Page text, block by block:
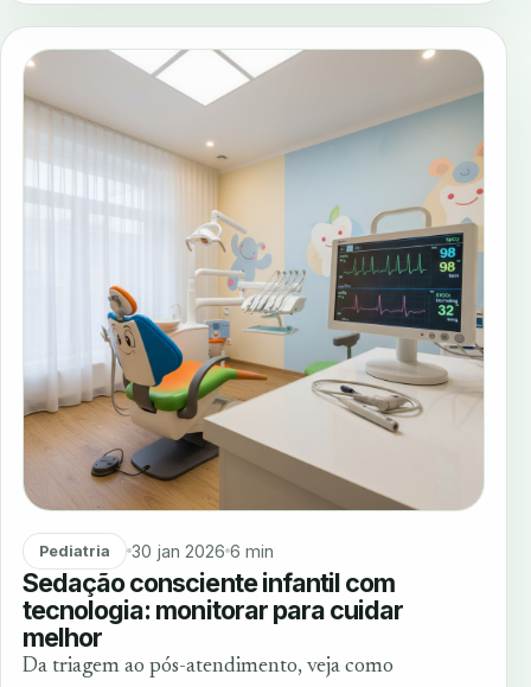
Pediatria 30 jan 2026 6 min
Sedação consciente infantil com
tecnologia: monitorar para cuidar
melhor
Da triagem ao pós-atendimento, veja como